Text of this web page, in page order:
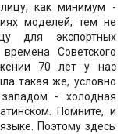
как минимум -
моделей; тем не
для экспортных
Советского
70 лет у нас
такая же, условно
- холодная
Помните, и
Поэтому здесь